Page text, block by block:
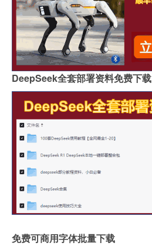
DeepSeek全套部署资料免费下载
免费可商用字体批量下载